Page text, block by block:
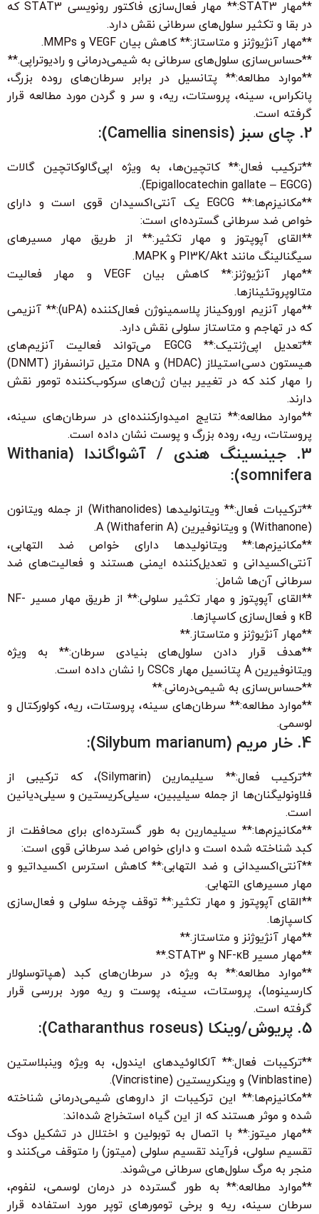
**مهار STAT3:** مهار فعال‌سازی فاکتور رونویسی STAT3 که
در بقا و تکثیر سلول‌های سرطانی نقش دارد.
**مهار آنژیوژنز و متاستاز:** کاهش بیان VEGF و MMPs.
**حساس‌سازی سلول‌های سرطانی به شیمی‌درمانی و رادیوتراپی.**
**موارد مطالعه:** پتانسیل در برابر سرطان‌های روده بزرگ،
پانکراس، سینه، پروستات، ریه، و سر و گردن مورد مطالعه قرار
گرفته است.
2. چای سبز (Camellia sinensis):
**ترکیب فعال:** کاتچین‌ها، به ویژه اپی‌گالوکاتچین گالات
(Epigallocatechin gallate – EGCG).
**مکانیزم‌ها:** EGCG یک آنتی‌اکسیدان قوی است و دارای
خواص ضد سرطانی گسترده‌ای است:
**القای آپوپتوز و مهار تکثیر:** از طریق مهار مسیرهای
سیگنالینگ مانند PI3K/Akt و MAPK.
**مهار آنژیوژنز:** کاهش بیان VEGF و مهار فعالیت
متالوپروتئینازها.
**مهار آنزیم اوروکیناز پلاسمینوژن فعال‌کننده (uPA):** آنزیمی
که در تهاجم و متاستاز سلولی نقش دارد.
**تعدیل اپی‌ژنتیک:** EGCG می‌تواند فعالیت آنزیم‌های
هیستون دسی‌استیلاز (HDAC) و DNA متیل ترانسفراز (DNMT)
را مهار کند که در تغییر بیان ژن‌های سرکوب‌کننده تومور نقش
دارند.
**موارد مطالعه:** نتایج امیدوارکننده‌ای در سرطان‌های سینه،
پروستات، ریه، روده بزرگ و پوست نشان داده است.
3. جینسینگ هندی / آشواگاندا (Withania
somnifera):
**ترکیبات فعال:** ویتانولیدها (Withanolides) از جمله ویتانون
(Withanone) و ویتانوفیرین A (Withaferin A).
**مکانیزم‌ها:** ویتانولیدها دارای خواص ضد التهابی،
آنتی‌اکسیدانی و تعدیل‌کننده ایمنی هستند و فعالیت‌های ضد
سرطانی آن‌ها شامل:
**القای آپوپتوز و مهار تکثیر سلولی:** از طریق مهار مسیر NF-
κB و فعال‌سازی کاسپازها.
**مهار آنژیوژنز و متاستاز.**
**هدف قرار دادن سلول‌های بنیادی سرطان:** به ویژه
ویتانوفیرین A پتانسیل مهار CSCs را نشان داده است.
**حساس‌سازی به شیمی‌درمانی.**
**موارد مطالعه:** سرطان‌های سینه، پروستات، ریه، کولورکتال و
لوسمی.
4. خار مریم (Silybum marianum):
**ترکیب فعال:** سیلیمارین (Silymarin)، که ترکیبی از
فلاونولیگنان‌ها از جمله سیلیبین، سیلی‌کریستین و سیلی‌دیانین
است.
**مکانیزم‌ها:** سیلیمارین به طور گسترده‌ای برای محافظت از
کبد شناخته شده است و دارای خواص ضد سرطانی قوی است:
**آنتی‌اکسیدانی و ضد التهابی:** کاهش استرس اکسیداتیو و
مهار مسیرهای التهابی.
**القای آپوپتوز و مهار تکثیر:** توقف چرخه سلولی و فعال‌سازی
کاسپازها.
**مهار آنژیوژنز و متاستاز.**
**مهار مسیر NF-κB و STAT3.**
**موارد مطالعه:** به ویژه در سرطان‌های کبد (هپاتوسلولار
کارسینوما)، پروستات، سینه، پوست و ریه مورد بررسی قرار
گرفته است.
5. پریوش/وینکا (Catharanthus roseus):
**ترکیبات فعال:** آلکالوئیدهای ایندول، به ویژه وینبلاستین
(Vinblastine) و وینکریستین (Vincristine).
**مکانیزم‌ها:** این ترکیبات از داروهای شیمی‌درمانی شناخته
شده و موثر هستند که از این گیاه استخراج شده‌اند:
**مهار میتوز:** با اتصال به توبولین و اختلال در تشکیل دوک
تقسیم سلولی، فرآیند تقسیم سلولی (میتوز) را متوقف می‌کنند و
منجر به مرگ سلول‌های سرطانی می‌شوند.
**موارد مطالعه:** به طور گسترده در درمان لوسمی، لنفوم،
سرطان سینه، ریه و برخی تومورهای توپر مورد استفاده قرار